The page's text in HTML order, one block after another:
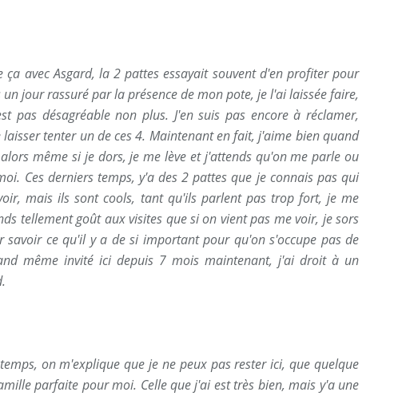
ça avec Asgard, la 2 pattes essayait souvent d'en profiter pour
jour rassuré par la présence de mon pote, je l'ai laissée faire,
pas désagréable non plus. J'en suis pas encore à réclamer,
laisser tenter un de ces 4. Maintenant en fait, j'aime bien quand
même si je dors, je me lève et j'attends qu'on me parle ou
Ces derniers temps, y'a des 2 pattes que je connais pas qui
mais ils sont cools, tant qu'ils parlent pas trop fort, je me
tellement goût aux visites que si on vient pas me voir, je sors
savoir ce qu'il y a de si important pour qu'on s'occupe pas de
même invité ici depuis 7 mois maintenant, j'ai droit à un
on m'explique que je ne peux pas rester ici, que quelque
parfaite pour moi. Celle que j'ai est très bien, mais y'a une